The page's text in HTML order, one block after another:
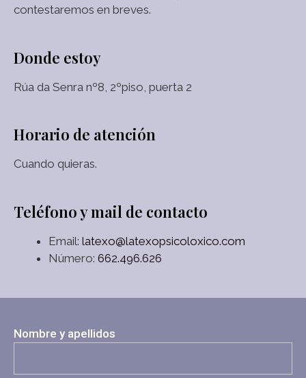
contestaremos en breves.
Donde estoy
Rúa da Senra nº8, 2ºpiso, puerta 2
Horario de atención
Cuando quieras.
Teléfono y mail de contacto
Email: latexo@latexopsicoloxico.com
Número: 662.496.626
Nombre y apellidos